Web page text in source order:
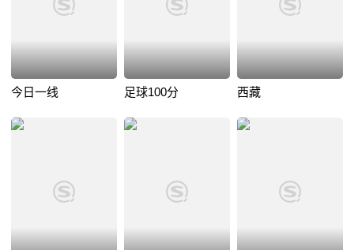
今日一线 足球100分 西藏